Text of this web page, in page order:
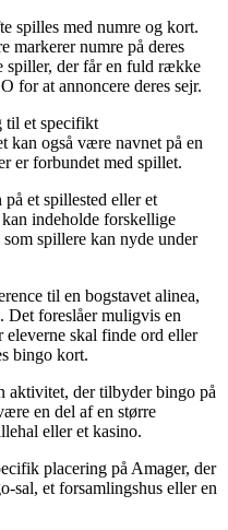
spilles med numre og kort.
markerer numre på deres
spiller, der får en fuld række
for at annoncere deres sejr.
til et specifikt
kan også være navnet på en
er forbundet med spillet.
et spillested eller et
indeholde forskellige
spillere kan nyde under
til en bogstavet alinea,
Det foreslåer muligvis en
skal finde ord eller
bingo kort.
aktivitet, der tilbyder bingo på
en del af en større
eller et kasino.
placering på Amager, der
sal, et forsamlingshus eller en